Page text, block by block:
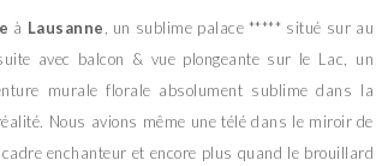
à Lausanne , un sublime palace ***** situé sur au
avec balcon & vue plongeante sur le Lac, un
murale florale absolument sublime dans la
Nous avions même une télé dans le miroir de
enchanteur et encore plus quand le brouillard